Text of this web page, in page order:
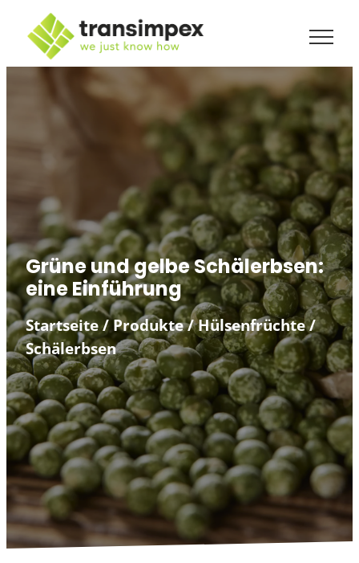
Grüne und gelbe Schälerbsen:
eine Einführung
Startseite/Produkte/Hülsenfrüchte/
Schälerbsen